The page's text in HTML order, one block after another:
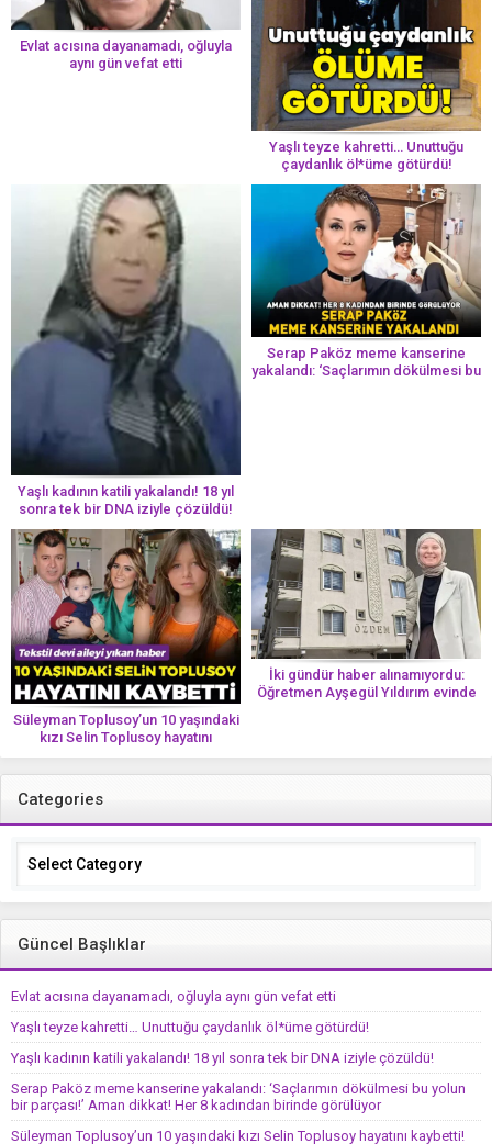
Evlat acısına dayanamadı, oğluyla
aynı gün vefat etti
Yaşlı teyze kahretti… Unuttuğu
çaydanlık öl*üme götürdü!
Yaşlı kadının katili yakalandı! 18 yıl
sonra tek bir DNA iziyle çözüldü!
Serap Paköz meme kanserine
yakalandı: ‘Saçlarımın dökülmesi bu
Süleyman Toplusoy’un 10 yaşındaki
kızı Selin Toplusoy hayatını
kaybetti! ‘Ah dünya güzeli melek’
İki gündür haber alınamıyordu:
Öğretmen Ayşegül Yıldırım evinde
Categories
Categories
Güncel Başlıklar
Evlat acısına dayanamadı, oğluyla aynı gün vefat etti
Yaşlı teyze kahretti… Unuttuğu çaydanlık öl*üme götürdü!
Yaşlı kadının katili yakalandı! 18 yıl sonra tek bir DNA iziyle çözüldü!
Serap Paköz meme kanserine yakalandı: ‘Saçlarımın dökülmesi bu yolun
bir parçası!’ Aman dikkat! Her 8 kadından birinde görülüyor
Süleyman Toplusoy’un 10 yaşındaki kızı Selin Toplusoy hayatını kaybetti!